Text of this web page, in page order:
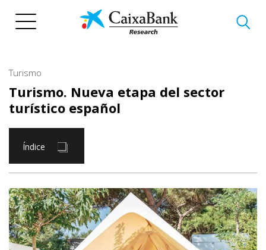
Turismo
Turismo. Nueva etapa del sector
turístico español
Índice